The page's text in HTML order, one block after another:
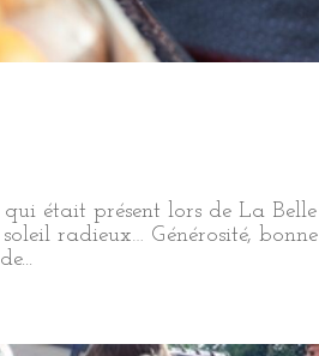
était présent lors de La Belle
radieux… Générosité, bonne